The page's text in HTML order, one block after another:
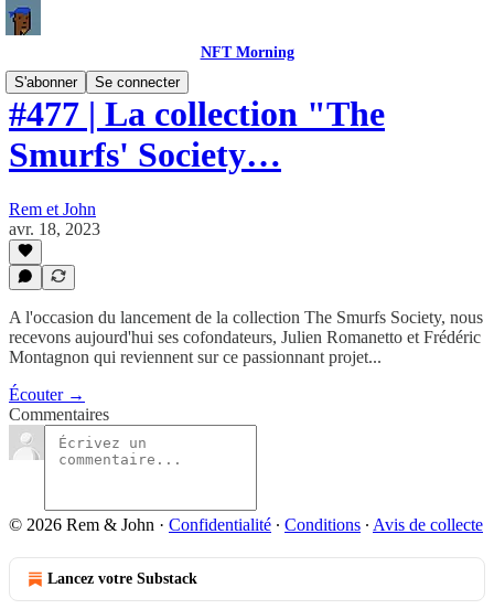
NFT Morning
S'abonner
Se connecter
#477 | La collection "The
Smurfs' Society…
Rem et John
avr. 18, 2023
A l'occasion du lancement de la collection The Smurfs Society, nous
recevons aujourd'hui ses cofondateurs, Julien Romanetto et Frédéric
Montagnon qui reviennent sur ce passionnant projet...
Écouter →
Commentaires
© 2026 Rem & John · Confidentialité ∙ Conditions ∙ Avis de collecte
Lancez votre Substack